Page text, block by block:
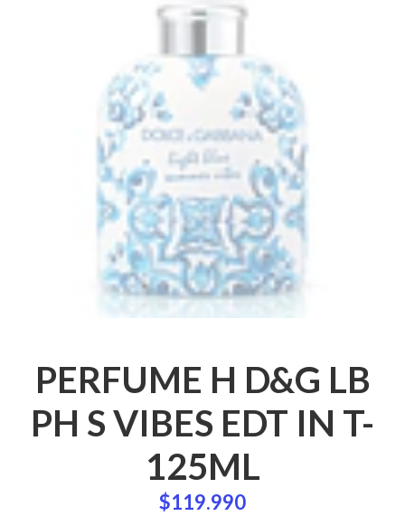
PERFUME H D&G LB
PH S VIBES EDT IN T-
125ML
$119.990